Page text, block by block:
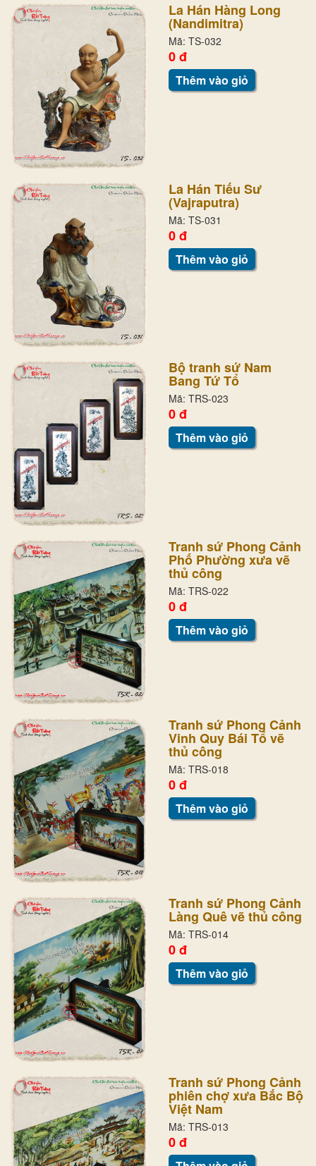
La Hán Hàng Long
(Nandimitra)
Mã: TS-032
0 đ
Thêm vào giỏ
La Hán Tiếu Sư
(Vajraputra)
Mã: TS-031
0 đ
Thêm vào giỏ
Bộ tranh sứ Nam
Bang Tứ Tổ
Mã: TRS-023
0 đ
Thêm vào giỏ
Tranh sứ Phong Cảnh
Phố Phường xưa vẽ
thủ công
Mã: TRS-022
0 đ
Thêm vào giỏ
Tranh sứ Phong Cảnh
Vinh Quy Bái Tổ vẽ
thủ công
Mã: TRS-018
0 đ
Thêm vào giỏ
Tranh sứ Phong Cảnh
Làng Quê vẽ thủ công
Mã: TRS-014
0 đ
Thêm vào giỏ
Tranh sứ Phong Cảnh
phiên chợ xưa Bắc Bộ
Việt Nam
Mã: TRS-013
0 đ